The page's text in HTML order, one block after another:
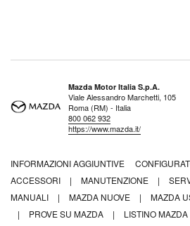
Mazda Motor Italia S.p.A.
Viale Alessandro Marchetti, 105
Roma (RM) - Italia
800 062 932
https://www.mazda.it/
INFORMAZIONI AGGIUNTIVE
ACCESSORI
| MANUTENZIONE |
MANUALI
| MAZDA NUOVE | MAZDA
|
PROVE SU MAZDA | LISTINO MAZDA